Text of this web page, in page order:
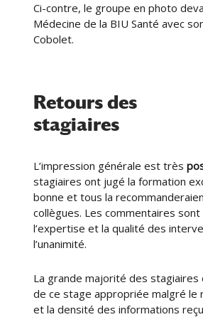
Ci-contre, le groupe en photo
Médecine de la BIU Santé avec
Cobolet.
Retours des
stagiaires
L’impression générale est très
stagiaires ont jugé la formation
bonne et tous la
collègues. Les commentaires sont
l’expertise et la qualité des
l’unanimité.
La grande majorité des
de ce stage appropriée malgré le
et la densité des informations